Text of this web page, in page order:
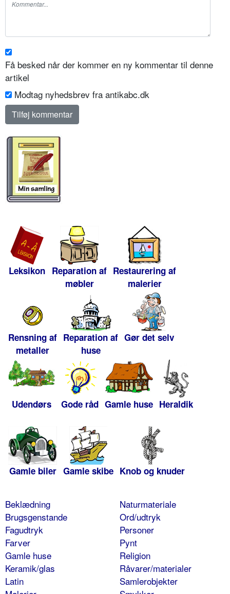
Få besked når der kommer en ny kommentar til denne
artikel
Modtag nyhedsbrev fra antikabc.dk
Leksikon Reparation af
møbler
Restaurering af
malerier
Rensning af
metaller
Reparation af
huse
Gør det selv
Udendørs Gode råd Gamle huse Heraldik
Gamle biler Gamle skibe Knob og knuder
Beklædning
Brugsgenstande
Fagudtryk
Farver
Gamle huse
Keramik/glas
Latin
Naturmateriale
Ord/udtryk
Personer
Pynt
Religion
Råvarer/materialer
Samlerobjekter